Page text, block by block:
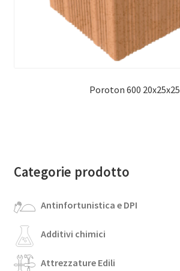
Poroton 600 20x25x25
Categorie prodotto
Antinfortunistica e DPI
Additivi chimici
Attrezzature Edili